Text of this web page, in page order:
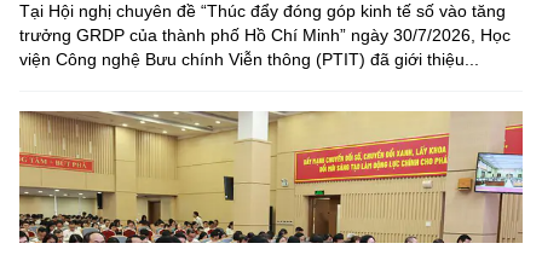
Tại Hội nghị chuyên đề “Thúc đẩy đóng góp kinh tế số vào tăng
trưởng GRDP của thành phố Hồ Chí Minh” ngày 30/7/2026, Học
viện Công nghệ Bưu chính Viễn thông (PTIT) đã giới thiệu...